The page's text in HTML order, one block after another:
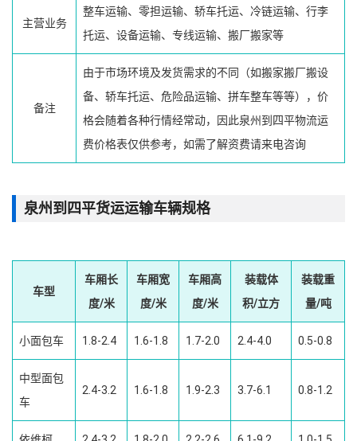
主营业务
整车运输、零担运输、轿车托运、冷链运输、行李
托运、设备运输、专线运输、搬厂搬家等
备注
由于市场环境及发货需求的不同（如搬家搬厂搬设
备、轿车托运、危险品运输、拼车整车等等），价
格会随着各种行情经常动，因此泉州到四平物流运
费价格表仅供参考，如需了解资费请来电咨询
泉州到四平货运运输车辆规格
车型
车厢长
度/米
车厢宽
度/米
车厢高
度/米
装载体
积/立方
装载重
量/吨
小面包车 1.8-2.4 1.6-1.8 1.7-2.0 2.4-4.0 0.5-0.8
中型面包
车
2.4-3.2 1.6-1.8 1.9-2.3 3.7-6.1 0.8-1.2